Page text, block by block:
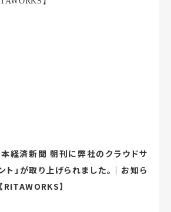
本経済新聞 朝刊に弊社のクラウドサ
ト」が取り上げられました。｜お知ら
RITAWORKS】